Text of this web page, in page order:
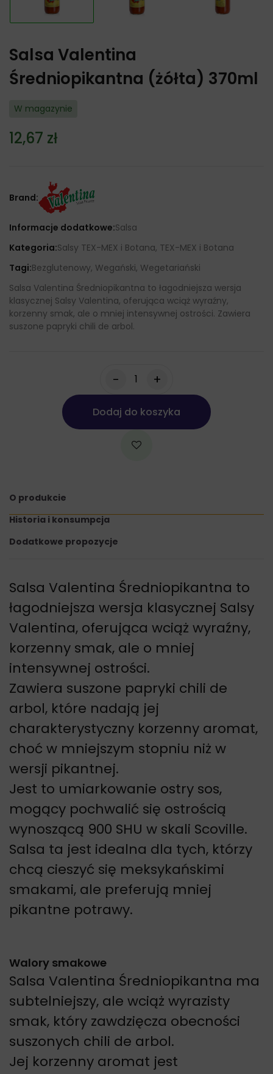
Salsa Valentina
Średniopikantna (żółta) 370ml
W magazynie
12,67 zł
Brand:
Informacje dodatkowe:Salsa
Kategoria:Salsy TEX-MEX i Botana, TEX-MEX i Botana
Tagi:Bezglutenowy, Wegański, Wegetariański
Salsa Valentina Średniopikantna to łagodniejsza wersja
klasycznej Salsy Valentina, oferująca wciąż wyraźny,
korzenny smak, ale o mniej intensywnej ostrości. Zawiera
suszone papryki chili de arbol.
- +
Dodaj do koszyka
O produkcie
Historia i konsumpcja
Dodatkowe propozycje
Salsa Valentina Średniopikantna to
łagodniejsza wersja klasycznej Salsy
Valentina, oferująca wciąż wyraźny,
korzenny smak, ale o mniej
intensywnej ostrości.
Zawiera suszone papryki chili de
arbol, które nadają jej
charakterystyczny korzenny aromat,
choć w mniejszym stopniu niż w
wersji pikantnej.
Jest to umiarkowanie ostry sos,
mogący pochwalić się ostrością
wynoszącą 900 SHU w skali Scoville.
Salsa ta jest idealna dla tych, którzy
chcą cieszyć się meksykańskimi
smakami, ale preferują mniej
pikantne potrawy.
Walory smakowe
Salsa Valentina Średniopikantna ma
subtelniejszy, ale wciąż wyrazisty
smak, który zawdzięcza obecności
suszonych chili de arbol.
Jej korzenny aromat jest